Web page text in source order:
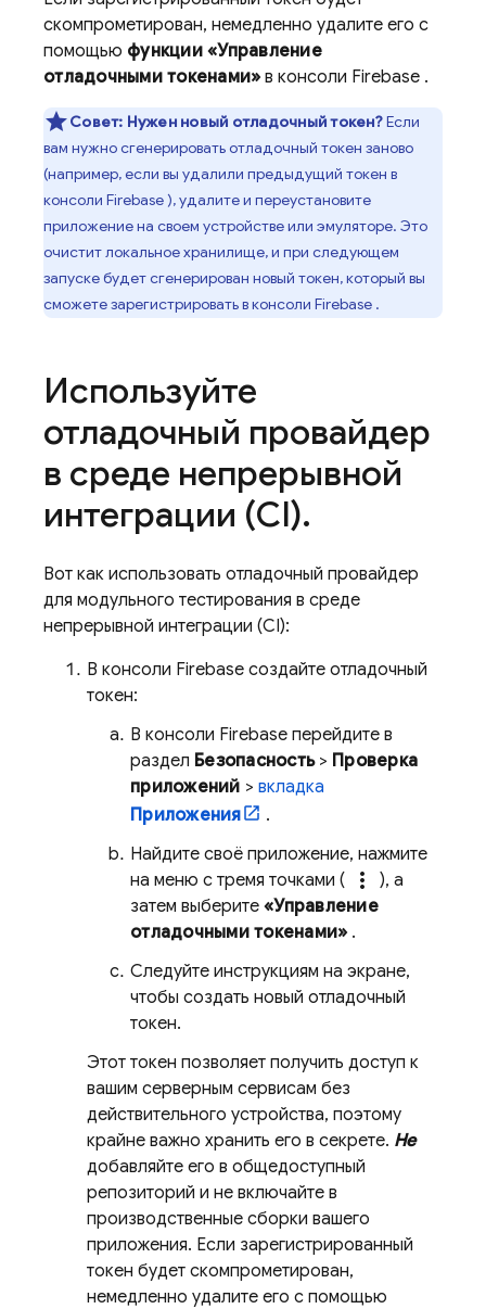
скомпрометирован, немедленно удалите его с
помощью функции «Управление
отладочными токенами» в консоли Firebase .
Совет: Нужен новый отладочный токен?Если
вам нужно сгенерировать отладочный токен заново
(например, если вы удалили предыдущий токен в
консоли Firebase), удалите и переустановите
приложение на своем устройстве или эмуляторе. Это
очистит локальное хранилище, и при следующем
запуске будет сгенерирован новый токен, который вы
сможете зарегистрировать в консоли Firebase .
Используйте
отладочный провайдер
в среде непрерывной
интеграции (CI).
Вот как использовать отладочный провайдер
для модульного тестирования в среде
непрерывной интеграции (CI):
В консоли Firebase создайте отладочный
токен:
В консоли Firebase перейдите в
раздел Безопасность> Проверка
приложений > вкладка
Приложения
.
Найдите своё приложение, нажмите
на меню с тремя точками (
more_vert
), а
затем выберите «Управление
отладочными токенами» .
Следуйте инструкциям на экране,
чтобы создать новый отладочный
токен.
Этот токен позволяет получить доступ к
вашим серверным сервисам без
действительного устройства, поэтому
крайне важно хранить его в секрете. Не
добавляйте его в общедоступный
репозиторий и не включайте в
производственные сборки вашего
приложения. Если зарегистрированный
токен будет скомпрометирован,
немедленно удалите его с помощью